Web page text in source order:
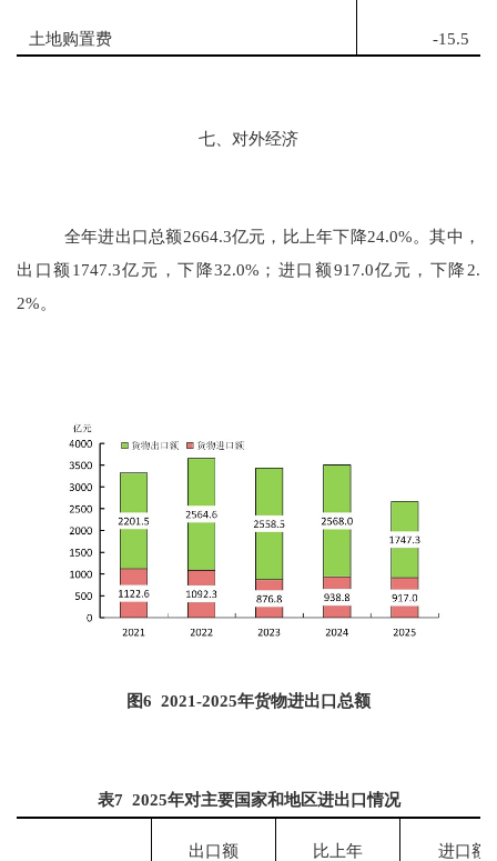
土地购置费 -15.5
七、对外经济
全年进出口总额2664.3亿元，比上年下降24.0%。其中，
出口额 1747.3亿元，下降32.0%；进口额917.0亿元， 下降 2.
2%。
图6 2021-2025年货物进出口总额
表7 2025年对主要国家和地区进出口情况
出口额 比上年 进口额